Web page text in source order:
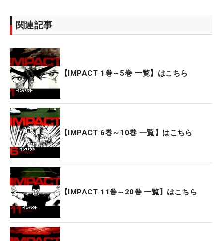
関連記事
【IMPACT 1巻～5巻 一覧】はこちら
【IMPACT 6巻～10巻 一覧】はこちら
【IMPACT 11巻～20巻 一覧】はこちら